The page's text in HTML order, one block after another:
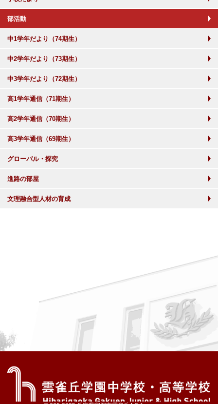
部活動
中1学年だより（74期生）
中2学年だより（73期生）
中3学年だより（72期生）
高1学年通信（71期生）
高2学年通信（70期生）
高3学年通信（69期生）
グローバル・探究
進路の部屋
文理融合型人材の育成